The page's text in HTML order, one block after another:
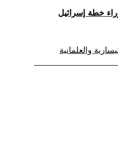
خطة إسرائيل
والعلمانية